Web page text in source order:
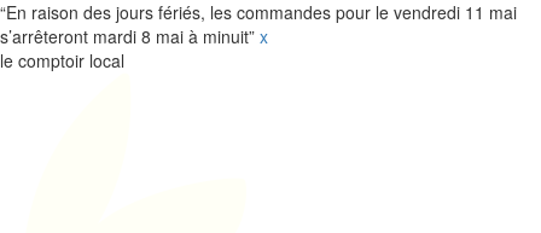
“En raison des jours fériés, les commandes pour le vendredi 11 mai
s’arrêteront mardi 8 mai à minuit” x
le comptoir local